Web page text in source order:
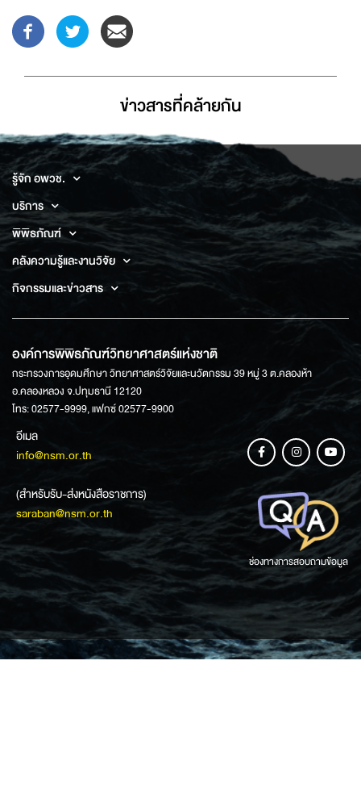
ข่าวสารที่่คล้ายกัน
รู้จัก อพวช.
บริการ
พิพิธภัณฑ์
คลังความรู้และงานวิจัย
กิจกรรมและข่าวสาร
องค์การพิพิธภัณฑ์วิทยาศาสตร์แห่งชาติ
กระทรวงการอุดมศึกษา วิทยาศาสตร์วิจัยและนวัตกรรม 39 หมู่ 3 ต.คลองห้า
อ.คลองหลวง จ.ปทุมธานี 12120
โทร: 02577-9999, แฟกซ์ 02577-9900
อีเมล
info@nsm.or.th
(สำหรับรับ-ส่งหนังสือราชการ)
saraban@nsm.or.th
ช่องทางการสอบถามข้อมูล